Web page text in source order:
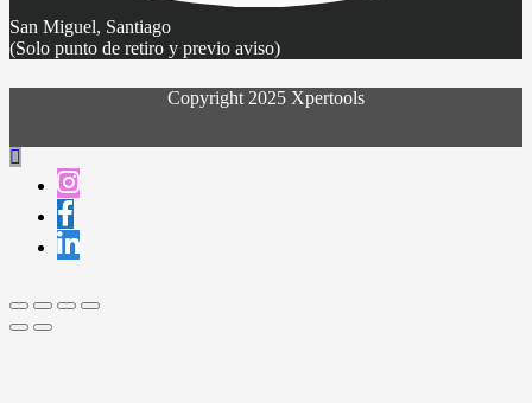
San Miguel, Santiago
(Solo punto de retiro y previo aviso)
Copyright 2025 Xpertools